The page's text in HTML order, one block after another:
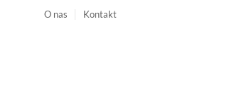
O nas Kontakt